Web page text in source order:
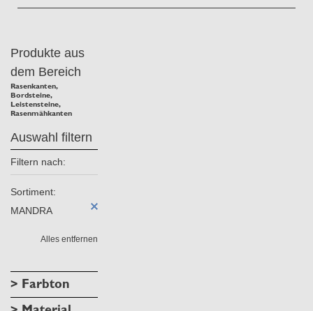
Produkte aus
dem Bereich
Rasenkanten,
Bordsteine,
Leistensteine,
Rasenmähkanten
Auswahl filtern
Filtern nach:
Sortiment:
MANDRA
Alles entfernen
> Farbton